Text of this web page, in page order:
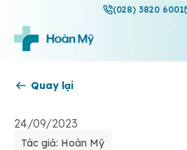
(028) 3820 6001
Quay lại
24/09/2023
Tác giả: Hoàn Mỹ